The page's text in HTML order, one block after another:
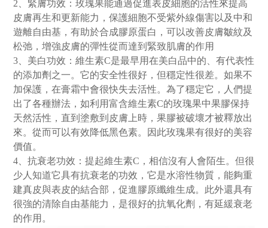
2、緊膚功效：玫瑰果能通過促進表皮細胞的活性來提高
皮膚再生和更新能力，保護細胞不受紫外線傷害以及中和
遊離自由基，有助於合成膠原蛋白，可以改善皮膚皺紋及
松弛，增強皮膚的彈性從而達到緊致肌膚的作用
3、美白功效：維生素C是最早用在美白品中的、有代表性
的添加劑之一。它的安全性很好，但穩定性很差。如果不
加保護，在膏霜中會很快失去活性。為了穩定它，人們提
出了各種辦法，如利用富含維生素C的玫瑰果中果膠保持
天然活性，直到塗敷到皮膚上時，果膠被破壞才被釋放出
來。從而可以有效降低黑色素。因此玫瑰果有很好的美容
價值。
4、抗衰老功效：提起維生素C，相信沒有人會陌生。但很
少人知道它具有抗衰老的功效，它是水溶性物質，能夠重
建真皮與表皮的結合部，促進膠原纖維生成。此外還具有
很強的清除自由基能力，是很好的抗氧化劑，有延緩衰老
的作用。